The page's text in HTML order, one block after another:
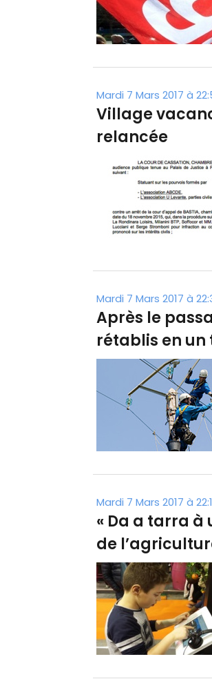
Mardi 7 Mars 2017 à
Village
relancée
Mardi 7 Mars 2017 à
Après le
rétablis en un
Mardi 7 Mars 2017 à
« Da a tarra à
de